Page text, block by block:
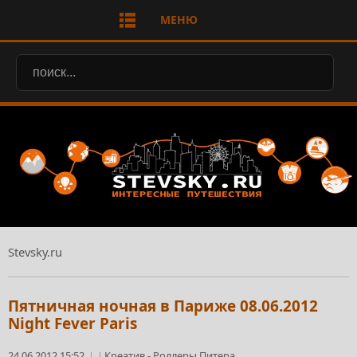
МЕНЮ
Stevsky.ru
Пятничная ночная в Париже 08.06.2012
Night Fever Paris